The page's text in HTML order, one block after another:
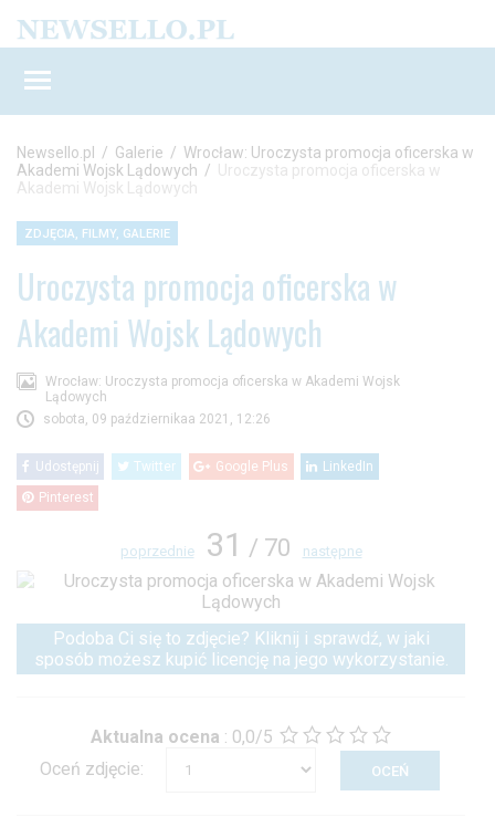
Newsello.pl / Galerie / Wrocław: Uroczysta promocja oficerska w
Akademi Wojsk Lądowych /
Uroczysta promocja oficerska w
Akademi Wojsk Lądowych
ZDJĘCIA, FILMY, GALERIE
Uroczysta promocja oficerska w
Akademi Wojsk Lądowych
Wrocław: Uroczysta promocja oficerska w Akademi Wojsk
Lądowych
sobota, 09 październikaa 2021, 12:26
Udostępnij Twitter Google Plus LinkedIn
Pinterest
poprzednie 31 / 70 następne
Podoba Ci się to zdjęcie? Kliknij i sprawdź, w jaki
sposób możesz kupić licencję na jego wykorzystanie.
Aktualna ocena : 0,0/5
Oceń zdjęcie: